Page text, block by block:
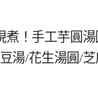
煮！手工芋圓
湯/花生湯圓/